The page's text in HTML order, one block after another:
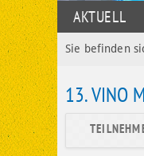
NAVIGATION
AKTUELL
Sie befinden
13. VINO